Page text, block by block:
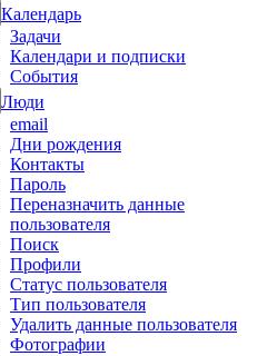
Календарь
Задачи
Календари и подписки
События
Люди
email
Дни рождения
Контакты
Пароль
Переназначить данные
пользователя
Поиск
Профили
Статус пользователя
Тип пользователя
Удалить данные пользователя
Фотографии